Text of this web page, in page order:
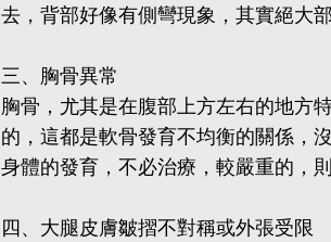
去，背部好像有側彎現象，其實絕大部
三、胸骨異常
胸骨，尤其是在腹部上方左右的地方
的，這都是軟骨發育不均衡的關係，
身體的發育，不必治療，較嚴重的，
四、大腿皮膚皺摺不對稱或外張受限